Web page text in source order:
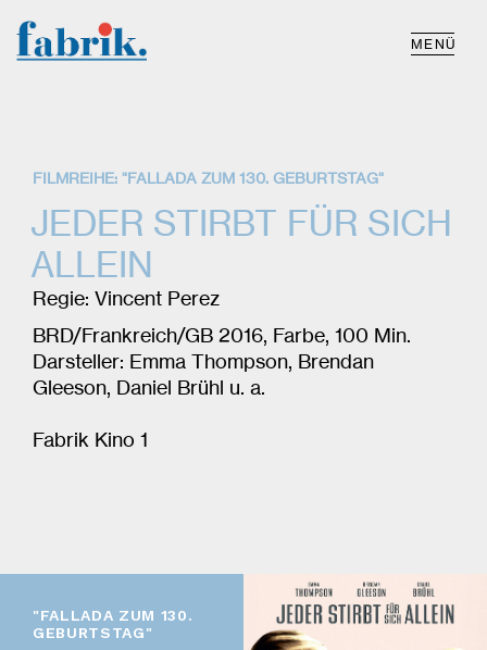
MENÜ
FILMREIHE: "FALLADA ZUM 130. GEBURTSTAG"
JEDER STIRBT FÜR SICH
ALLEIN
Regie: Vincent Perez
BRD/Frankreich/GB 2016, Farbe, 100 Min.
Darsteller: Emma Thompson, Brendan
Gleeson, Daniel Brühl u. a.
Fabrik Kino 1
"FALLADA ZUM 130.
GEBURTSTAG"